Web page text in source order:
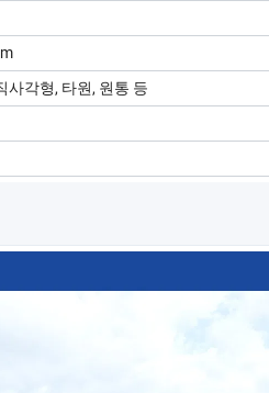
사각형, 타원, 원통 등